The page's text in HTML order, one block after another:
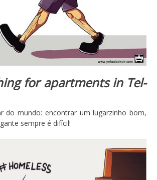
for apartments in Tel-
do mundo: encontrar um lugarzinho bom,
sempre é difícil!